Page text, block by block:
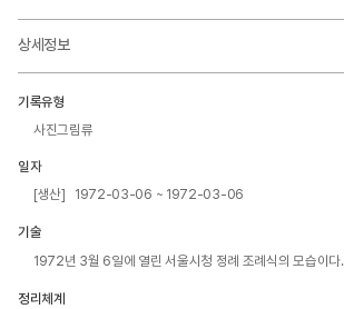
상세정보
기록유형
사진그림류
일자
[생산] 1972-03-06 ~ 1972-03-06
기술
1972년 3월 6일에 열린 서울시청 정례 조례식의 모습이다.
정리체계